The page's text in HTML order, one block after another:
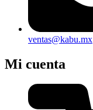
ventas@kabu.mx
Mi cuenta